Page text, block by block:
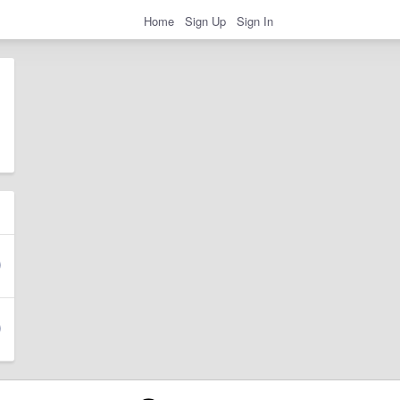
Home Sign Up Sign In